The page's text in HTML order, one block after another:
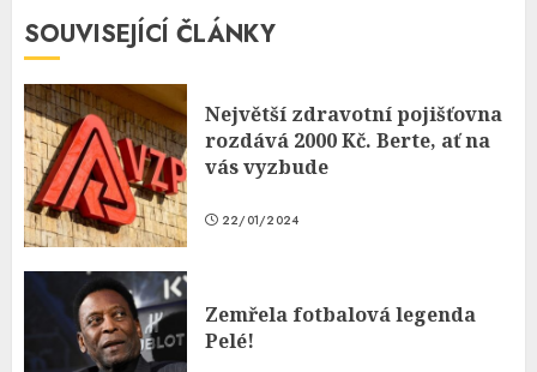
SOUVISEJÍCÍ ČLÁNKY
Největší zdravotní pojišťovna
rozdává 2000 Kč. Berte, ať na
vás vyzbude
22/01/2024
Zemřela fotbalová legenda
Pelé!